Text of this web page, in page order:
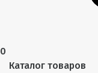
0
Каталог товаров